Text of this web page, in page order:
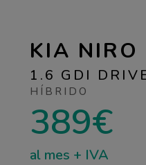
KIA NIRO
1.6 GDI
HÍBRIDO
389€
al mes + IVA